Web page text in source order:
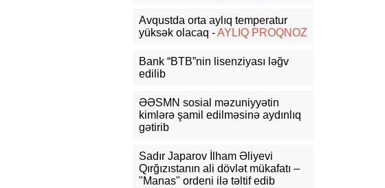
direktoruna sui-qəsd edilib- VİDEO
üçün raket tədarükü üç dəfə azalıb
təyyarəsinin yaxınlığında partlayıcı
yüklü PUA-nın aşkarlandığını
təsdiqləyib
Rusiya aktivlərindən gəlirlər
hesabına 1,4 mlrd. avro ayıracaq
Avqustda orta aylıq temperatur
yüksək olacaq -AYLIQ PROQNOZ
Bank “BTB”nin lisenziyası ləğv
edilib
ƏƏSMN sosial məzuniyyətin
kimlərə şamil edilməsinə aydınlıq
gətirib
Sadır Japarov İlham Əliyevi
Qırğızıstanın ali dövlət mükafatı –
"Manas" ordeni ilə təltif edib